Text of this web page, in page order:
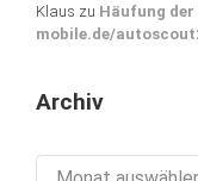
Klaus zu Häufung der
mobile.de/
Archiv